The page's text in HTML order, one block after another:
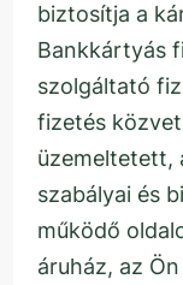
biztosítja a
Bankkártyás
szolgáltató
fizetés
üzemeltetett,
szabályai és
működő
áruház, az